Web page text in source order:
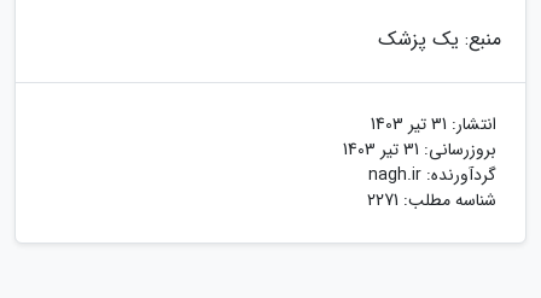
منبع: یک پزشک
انتشار: 31 تیر 1403
بروزرسانی: 31 تیر 1403
گردآورنده: nagh.ir
شناسه مطلب: 2271